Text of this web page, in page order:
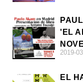
'EL
2019-
EL